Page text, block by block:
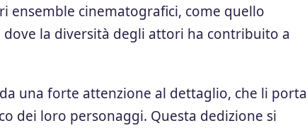
ensemble cinematografici, come quello
dove la diversità degli attori ha contribuito a
una forte attenzione al dettaglio, che li porta
dei loro personaggi. Questa dedizione si